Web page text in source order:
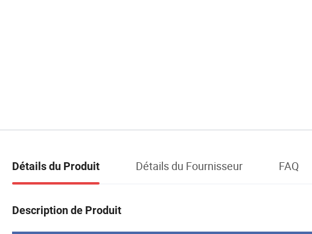
Détails du Produit Détails du Fournisseur FAQ
Description de Produit